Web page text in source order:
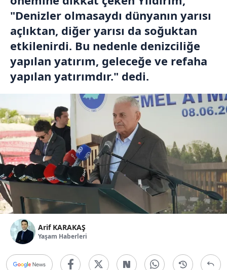
"Denizler olmasaydı dünyanın yarısı
açlıktan, diğer yarısı da soğuktan
etkilenirdi. Bu nedenle denizciliğe
yapılan yatırım, geleceğe ve refaha
yapılan yatırımdır." dedi.
Arif KARAKAŞ
Yaşam Haberleri